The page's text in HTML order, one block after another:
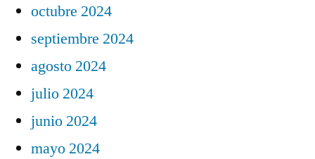
octubre 2024
septiembre 2024
agosto 2024
julio 2024
junio 2024
mayo 2024